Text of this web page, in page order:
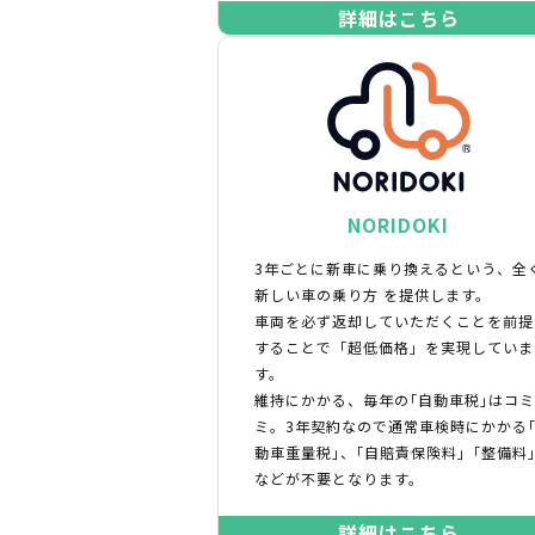
詳細はこちら
NORIDOKI
3年ごとに新車に乗り換えるという、全
新しい車の乗り方 を提供します。
車両を必ず返却していただくことを前提
することで「超低価格」を実現していま
す。
維持にかかる、毎年の｢自動車税｣はコ
ミ。3年契約なので通常車検時にかかる
動車重量税｣、｢自賠責保険料｣「整備料」
などが不要となります。